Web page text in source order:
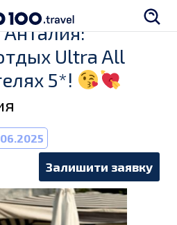
Ultra All
5*!
Залишити заявку